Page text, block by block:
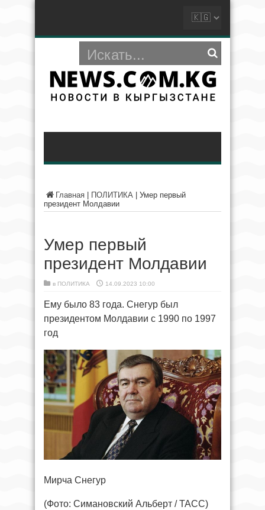
Главная ПОЛИТИКА
Умер первый
президент Молдавии
Умер первый
президент Молдавии
в ПОЛИТИКА 14.09.2023 10:00
Ему было 83 года. Снегур был
президентом Молдавии с 1990 по 1997
год
Мирча Снегур
(Фото: Симановский Альберт / ТАСС)